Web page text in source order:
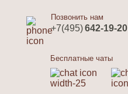
Позвонить нам
+7(495)642-19-20
Бесплатные чаты